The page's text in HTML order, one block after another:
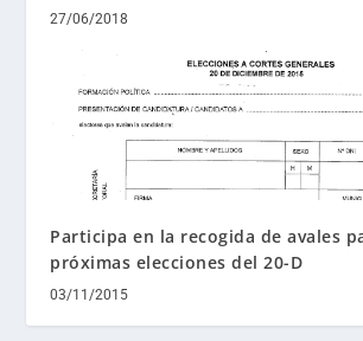
27/06/2018
Participa en la recogida de avales
próximas elecciones del 20-D
03/11/2015